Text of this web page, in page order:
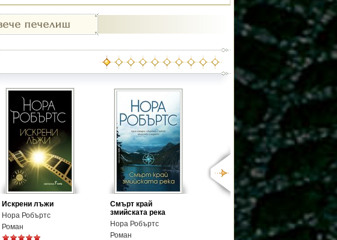
Искрени лъжи
Нора Робъртс
Роман
Смърт край
змийската река
Нора Робъртс
Роман